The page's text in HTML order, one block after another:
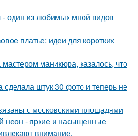
один из любимых мной видов
платье: идеи для коротких
мастером маникюра, казалось, что
сделала штук 30 фото и теперь не
с московскими площадями
неон - яркие и насыщенные
внимание.